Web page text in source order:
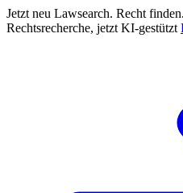
Jetzt neu Lawsearch. Recht
Rechtsrecherche, jetzt KI-gestützt